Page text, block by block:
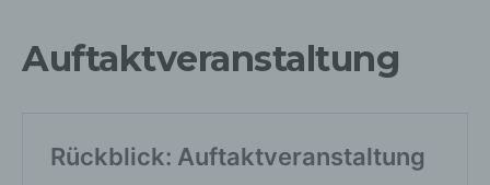
Auftaktveranstaltung